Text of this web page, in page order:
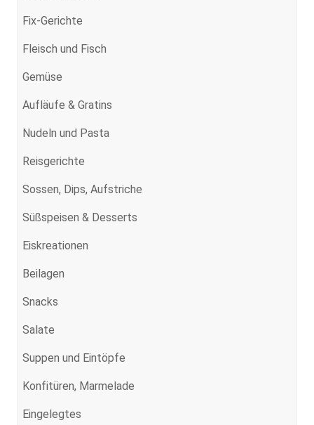
Fix-Gerichte
Fleisch und Fisch
Gemüse
Aufläufe & Gratins
Nudeln und Pasta
Reisgerichte
Sossen, Dips, Aufstriche
Süßspeisen & Desserts
Eiskreationen
Beilagen
Snacks
Salate
Suppen und Eintöpfe
Konfitüren, Marmelade
Eingelegtes